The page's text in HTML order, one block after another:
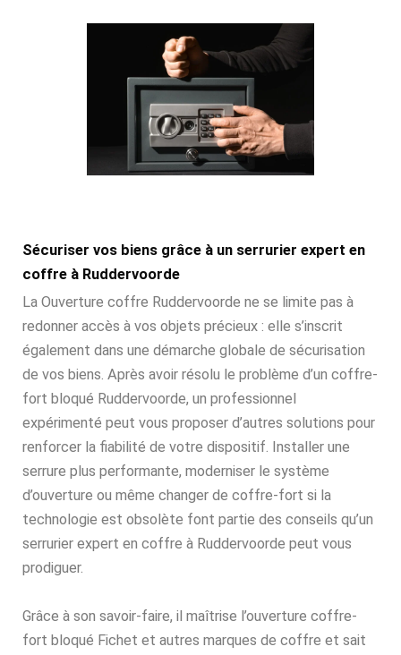
Sécuriser vos biens grâce à un serrurier expert en
coffre à Ruddervoorde
La Ouverture coffre Ruddervoorde ne se limite pas à
redonner accès à vos objets précieux : elle s’inscrit
également dans une démarche globale de sécurisation
de vos biens. Après avoir résolu le problème d’un coffre-
fort bloqué Ruddervoorde, un professionnel
expérimenté peut vous proposer d’autres solutions pour
renforcer la fiabilité de votre dispositif. Installer une
serrure plus performante, moderniser le système
d’ouverture ou même changer de coffre-fort si la
technologie est obsolète font partie des conseils qu’un
serrurier expert en coffre à Ruddervoorde peut vous
prodiguer.
Grâce à son savoir-faire, il maîtrise l’ouverture coffre-
fort bloqué Fichet et autres marques de coffre et sait